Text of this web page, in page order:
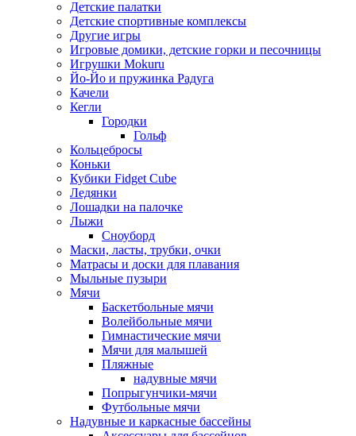
Детские палатки
Детские спортивные комплексы
Другие игры
Игровые домики, детские горки и песочницы
Игрушки Mokuru
Йо-Йо и пружинка Радуга
Качели
Кегли
Городки
Гольф
Кольцебросы
Коньки
Кубики Fidget Cube
Ледянки
Лошадки на палочке
Лыжи
Сноуборд
Маски, ласты, трубки, очки
Матрасы и доски для плавания
Мыльные пузыри
Мячи
Баскетбольные мячи
Волейбольные мячи
Гимнастические мячи
Мячи для малышей
Пляжные
надувные мячи
Попрыгунчики-мячи
Футбольные мячи
Надувные и каркасные бассейны